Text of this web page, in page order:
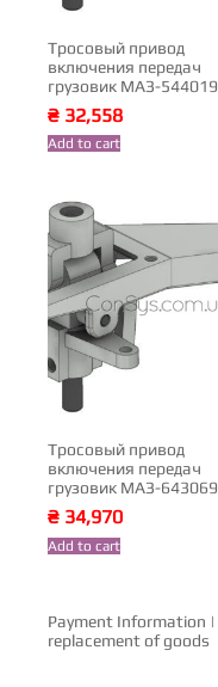
Тросовый привод
включения передач
грузовик МАЗ-544019
₴ 32,558
Add to cart
Тросовый привод
включения передач
грузовик МАЗ-643069
₴ 34,970
Add to cart
Payment Information |
replacement of goods